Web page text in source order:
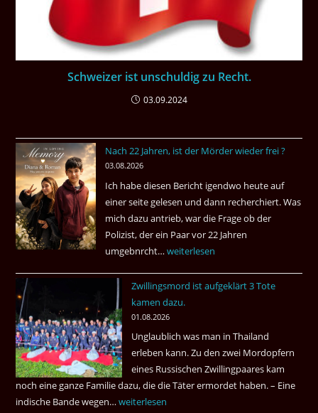
Schweizer ist unschuldig zu Recht.
03.09.2024
Nach 22 Jahren, ist der Mörder wieder frei ?
03.08.2026
Ich habe diesen Bericht igendwo heute auf
einer seite gelesen und dann recherchiert. Was
mich dazu antrieb, war die Frage ob der
Polizist, der ein Paar vor 22 Jahren
umgebnrcht… Nach
Jahren,
ist
der
Mörder
wieder
frei
?
weiterlesen
Zwillingsmord ist aufgeklärt 3 Tote
kamen dazu.
01.08.2026
Unglaublich was man in Thailand
erleben kann. Zu den zwei Mordopfern
eines Russischen Zwillingpaares kam
noch eine ganze Familie dazu, die die Täter ermordet haben. – Eine
indische Bande wegen…Zwillingsmord
weiterlesen